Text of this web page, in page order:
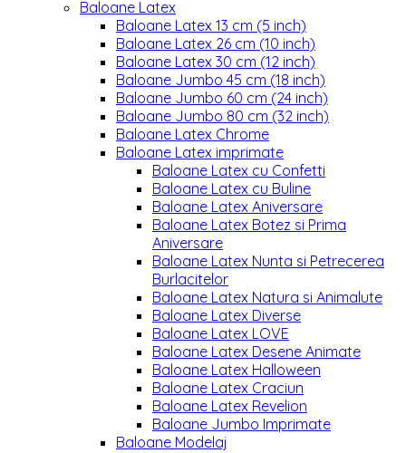
Baloane Latex
Baloane Latex 13 cm (5 inch)
Baloane Latex 26 cm (10 inch)
Baloane Latex 30 cm (12 inch)
Baloane Jumbo 45 cm (18 inch)
Baloane Jumbo 60 cm (24 inch)
Baloane Jumbo 80 cm (32 inch)
Baloane Latex Chrome
Baloane Latex imprimate
Baloane Latex cu Confetti
Baloane Latex cu Buline
Baloane Latex Aniversare
Baloane Latex Botez si Prima
Aniversare
Baloane Latex Nunta si Petrecerea
Burlacitelor
Baloane Latex Natura si Animalute
Baloane Latex Diverse
Baloane Latex LOVE
Baloane Latex Desene Animate
Baloane Latex Halloween
Baloane Latex Craciun
Baloane Latex Revelion
Baloane Jumbo Imprimate
Baloane Modelaj